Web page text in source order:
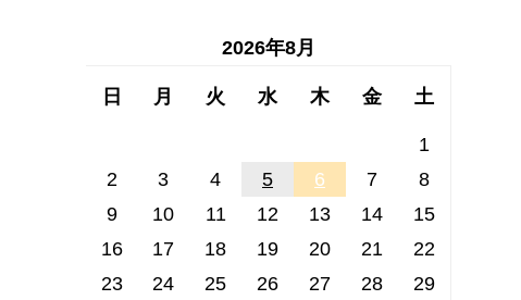
2026年8月
日 月 火 水 木 金 土
1
2
3 4 5 6 7
8
9
10 11 12 13 14
15
16
17 18 19 20 21
22
23
24 25 26 27 28
29